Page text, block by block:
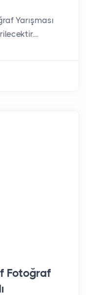
Yarışması
Fotoğraf